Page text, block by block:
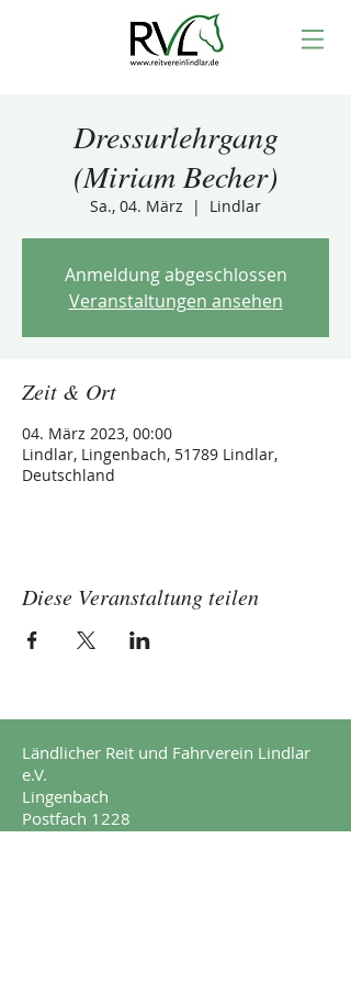
Dressurlehrgang
(Miriam Becher)
Sa., 04. März
  |
Lindlar
Anmeldung abgeschlossen
Veranstaltungen ansehen
Zeit & Ort
04. März 2023, 00:00
Lindlar, Lingenbach, 51789 Lindlar,
Deutschland
Diese Veranstaltung teilen
Ländlicher Reit und Fahrverein Lindlar
e.V.
Lingenbach
Postfach 1228